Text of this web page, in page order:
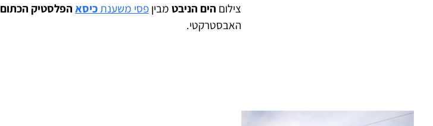
צילום הים הניבט מבין פסי משענת כיסא הפלסטיק הכתום
האבסטרקטי.